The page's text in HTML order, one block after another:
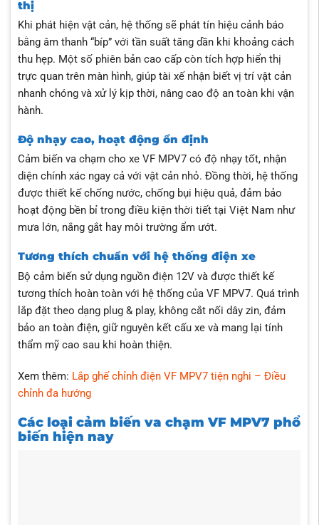
thị
Khi phát hiện vật cản, hệ thống sẽ phát tín hiệu cảnh báo
bằng âm thanh “bíp” với tần suất tăng dần khi khoảng cách
thu hẹp. Một số phiên bản cao cấp còn tích hợp hiển thị
trực quan trên màn hình, giúp tài xế nhận biết vị trí vật cản
nhanh chóng và xử lý kịp thời, nâng cao độ an toàn khi vận
hành.
Độ nhạy cao, hoạt động ổn định
Cảm biến va chạm cho xe VF MPV7 có độ nhạy tốt, nhận
diện chính xác ngay cả với vật cản nhỏ. Đồng thời, hệ thống
được thiết kế chống nước, chống bụi hiệu quả, đảm bảo
hoạt động bền bỉ trong điều kiện thời tiết tại Việt Nam như
mưa lớn, nắng gắt hay môi trường ẩm ướt.
Tương thích chuẩn với hệ thống điện xe
Bộ cảm biến sử dụng nguồn điện 12V và được thiết kế
tương thích hoàn toàn với hệ thống của VF MPV7. Quá trình
lắp đặt theo dạng plug & play, không cắt nối dây zin, đảm
bảo an toàn điện, giữ nguyên kết cấu xe và mang lại tính
thẩm mỹ cao sau khi hoàn thiện.
Xem thêm: Lắp ghế chỉnh điện VF MPV7 tiện nghi – Điều
chỉnh đa hướng
Các loại cảm biến va chạm VF MPV7 phổ
biến hiện nay